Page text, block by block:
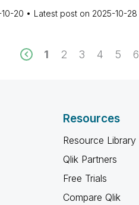
20 Latest post on 2025-10-28
1 2 3 4 5 6
Resources
Resource Library
Qlik Partners
Free Trials
Compare Qlik